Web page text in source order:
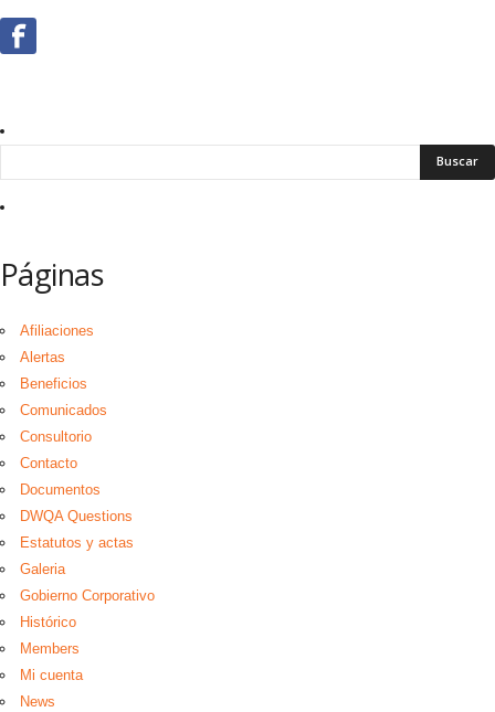
Páginas
Afiliaciones
Alertas
Beneficios
Comunicados
Consultorio
Contacto
Documentos
DWQA Questions
Estatutos y actas
Galeria
Gobierno Corporativo
Histórico
Members
Mi cuenta
News